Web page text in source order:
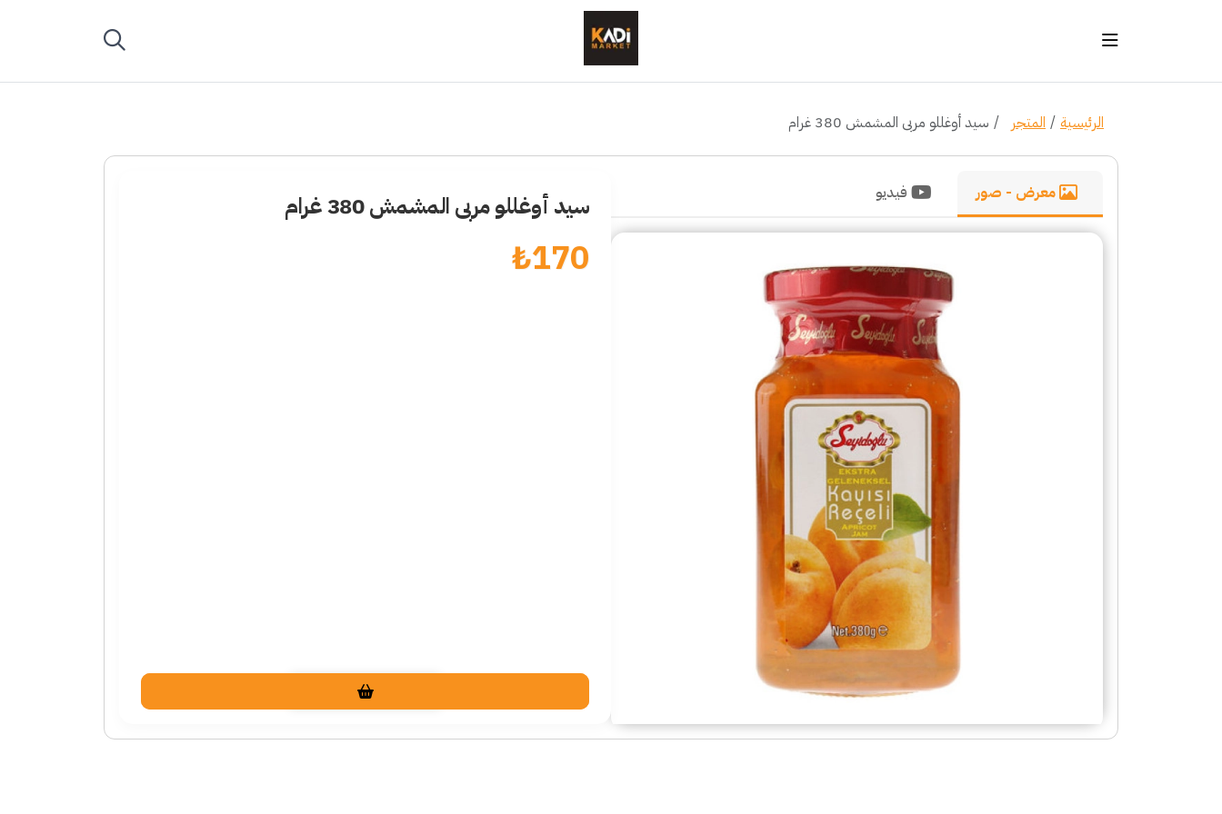
الرئيسية المتجر سيد أوغللو مربى المشمش 380 غرام
معرض - صور فيديو سيد أوغللو مربى المشمش 380 غرام
170
₺